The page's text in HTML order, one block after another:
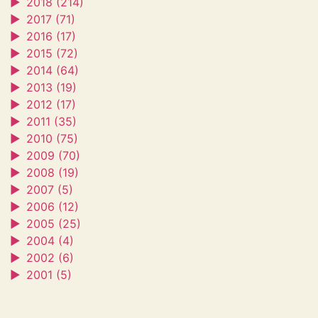
► 2017 (71)
► 2016 (17)
► 2015 (72)
► 2014 (64)
► 2013 (19)
► 2012 (17)
► 2011 (35)
► 2010 (75)
► 2009 (70)
► 2008 (19)
► 2007 (5)
► 2006 (12)
► 2005 (25)
► 2004 (4)
► 2002 (6)
► 2001 (5)